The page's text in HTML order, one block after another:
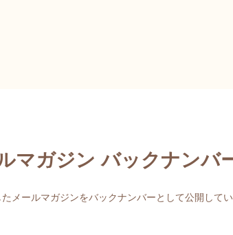
マガジン バックナンバ
メールマガジンをバックナンバーとして公開してい